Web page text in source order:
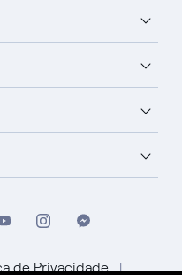
de Privacidade